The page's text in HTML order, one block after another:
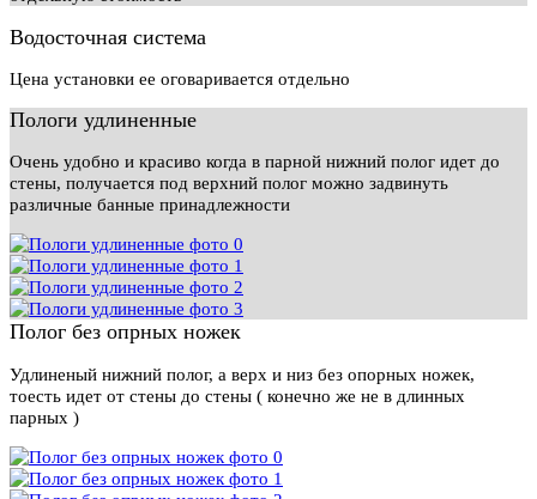
Водосточная система
Цена установки ее оговаривается отдельно
Пологи удлиненные
Очень удобно и красиво когда в парной нижний полог идет до
стены, получается под верхний полог можно задвинуть
различные банные принадлежности
Полог без опрных ножек
Удлиненый нижний полог, а верх и низ без опорных ножек,
тоесть идет от стены до стены ( конечно же не в длинных
парных )